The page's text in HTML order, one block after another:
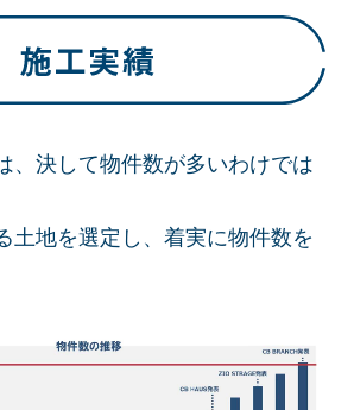
、決して物件数が多いわけでは
土地を選定し、着実に物件数を